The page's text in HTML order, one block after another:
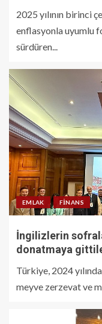
2025 yılının birinci
enflasyonla uyumlu
sürdüren...
EMLAK FINANS
İngilizlerin
donatmaya
Türkiye, 2024
meyve zerzevat ve